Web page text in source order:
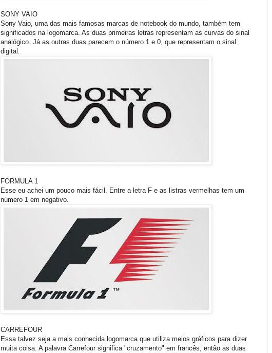
SONY VAIO
Sony Vaio, uma das mais famosas marcas de notebook do mundo, também tem
significados na logomarca. As duas primeiras letras representam as curvas do sinal
analógico. Já as outras duas parecem o número 1 e 0, que representam o sinal
digital.
FORMULA 1
Esse eu achei um pouco mais fácil. Entre a letra F e as listras vermelhas tem um
número 1 em negativo.
CARREFOUR
Essa talvez seja a mais conhecida logomarca que utiliza meios gráficos para dizer
muita coisa. A palavra Carrefour significa "cruzamento" em francês, então as duas